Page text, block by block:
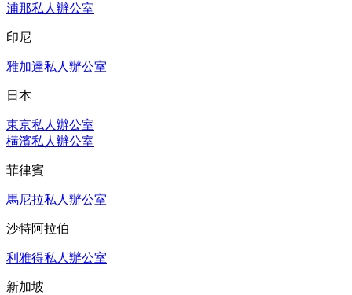
浦那私人辦公室
印尼
雅加達私人辦公室
日本
東京私人辦公室
橫濱私人辦公室
菲律賓
馬尼拉私人辦公室
沙特阿拉伯
利雅得私人辦公室
新加坡